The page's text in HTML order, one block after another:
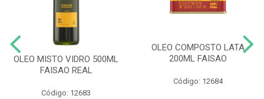
OLEO MISTO VIDRO 500ML
FAISAO REAL
Código: 12683
OLEO COMPOSTO LATA
200ML FAISAO
Código: 12684